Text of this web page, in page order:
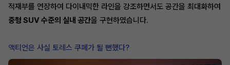
적재부를 연장하여 다이내믹한 라인을 강조하면서도 공간을 최대화하여
중형 SUV 수준의 실내 공간을 구현하였습니다.
액티언은 사실 토레스 쿠페가 될 뻔했다?